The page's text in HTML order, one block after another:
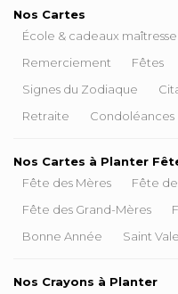
Nos Cartes
École & cadeaux maîtresse
Remerciement
Fêtes
Signes du Zodiaque
Retraite
Condoléances
Nos Cartes à Planter
Fête des Mères
Fête
Fête des Grand-Mères
Bonne Année
Saint
Nos Crayons à Planter